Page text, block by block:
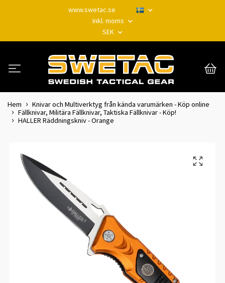
www.swetac.se
Inkl. moms
SEK
Hem
Knivar och Multiverktyg från kända varumärken - Köp online
Fällknivar, Militära Fällknivar, Taktiska Fällknivar - Köp!
HALLER Räddningskniv - Orange